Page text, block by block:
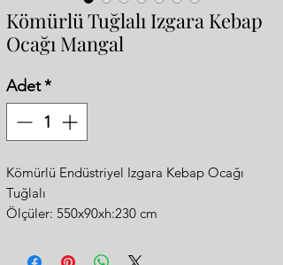
Kömürlü Tuğlalı Izgara Kebap
Ocağı Mangal
Adet*
Kömürlü Endüstriyel Izgara Kebap Ocağı
Tuğlalı
Ölçüler: 550x90xh:230 cm
Tezgah üstü Logolu Davlumbaz